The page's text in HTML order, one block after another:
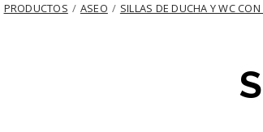
PRODUCTOS / ASEO / SILLAS DE DUCHA Y WC